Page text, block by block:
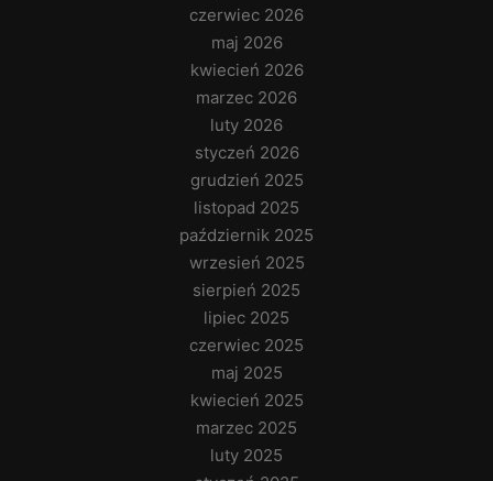
czerwiec 2026
maj 2026
kwiecień 2026
marzec 2026
luty 2026
styczeń 2026
grudzień 2025
listopad 2025
październik 2025
wrzesień 2025
sierpień 2025
lipiec 2025
czerwiec 2025
maj 2025
kwiecień 2025
marzec 2025
luty 2025